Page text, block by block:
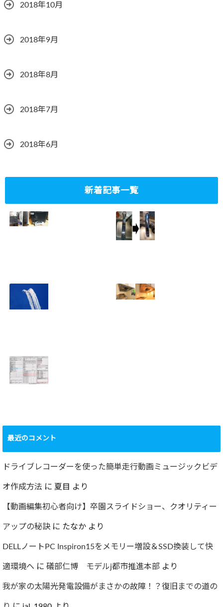
2018年10月
2018年9月
2018年8月
2018年7月
2018年6月
新着記事一覧
ド対応
2023.10.14
チレス水栓にDIY
で交換
撮影方法のレクチ
ャー
2022.12.24
要再検査となって
しまった…
2022.07.30
最近のコメント
ドライブレコーダーを使った簡単走行動画ミュージックビデ
オ作成方法 に 夏目 より
【動画編集初心者向け】卒園スライドショー、クオリティー
アップの秘訣に たなか より
DELLノートPC Inspiron15をメモリー増設＆SSD換装して快
適環境へ に 礒部仁博 モデルj都市推進本部 より
我が家の太陽光発電設備がまさかの故障！？復旧までの道の